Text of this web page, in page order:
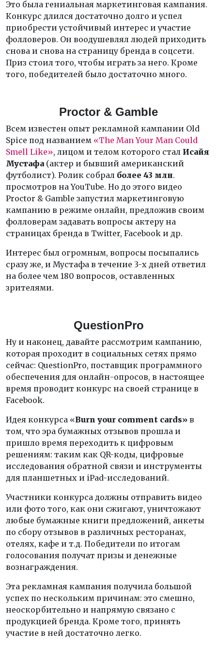
Это была гениальная маркетинговая кампания.
Конкурс длился достаточно долго и успел
приобрести устойчивый интерес и участие
фолловеров. Он воодушевлял людей приходить
снова и снова на страницу бренда в соцсети.
Приз стоил того, чтобы играть за него. Кроме
того, победителей было достаточно много.
Proctor & Gamble
Всем известен опыт рекламной кампании Old
Spice под названием «The Man Your Man Could
Smell Like», лицом и телом которого стал Исайя
Мустафа (актер и бывший американский
футболист). Ролик собрал более 43 млн.
просмотров на YouTube. Но до этого видео
Proctor & Gamble запустил маркетинговую
кампанию в режиме онлайн, предложив своим
фолловерам задавать вопросы актеру на
страницах бренда в Twitter, Facebook и др.
Интерес был огромным, вопросы посыпались
сразу же, и Мустафа в течение 3-х дней ответил
на более чем 180 вопросов, оставленных
зрителями.
QuestionPro
Ну и наконец, давайте рассмотрим кампанию,
которая проходит в социальных сетях прямо
сейчас: QuestionPro, поставщик программного
обеспечения для онлайн-опросов, в настоящее
время проводит конкурс на своей странице в
Facebook.
Идея конкурса «Burn your comment cards» в
том, что эра бумажных отзывов прошла и
пришло время переходить к цифровым
решениям: таким как QR-коды, цифровые
исследования обратной связи и инструменты
для планшетных и iPad-исследований.
Участники конкурса должны отправить видео
или фото того, как они сжигают, уничтожают
любые бумажные книги предложений, анкеты
по сбору отзывов в различных ресторанах,
отелях, кафе и т.д. Победители по итогам
голосования получат призы и денежные
вознаграждения.
Эта рекламная кампания получила большой
успех по нескольким причинам: это смешно,
неоскорбительно и напрямую связано с
продукцией бренда. Кроме того, принять
участие в ней достаточно легко.